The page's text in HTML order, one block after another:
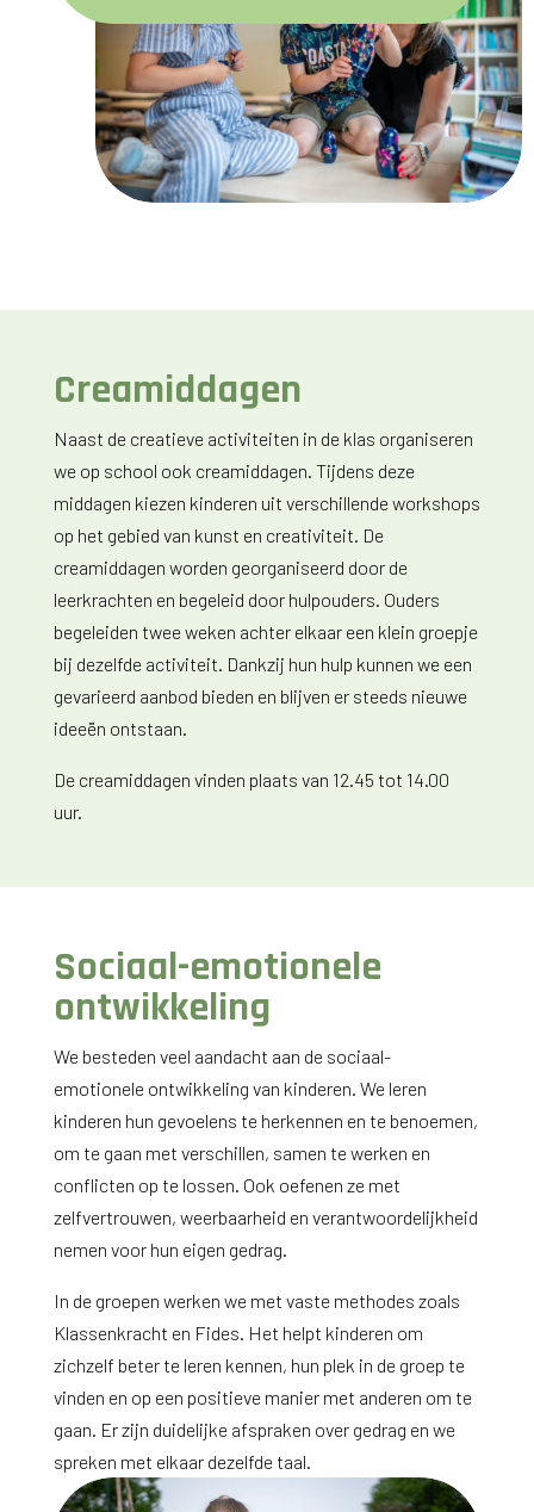
Creamiddagen
Naast de creatieve activiteiten in de klas organiseren
we op school ook creamiddagen. Tijdens deze
middagen kiezen kinderen uit verschillende workshops
op het gebied van kunst en creativiteit. De
creamiddagen worden georganiseerd door de
leerkrachten en begeleid door hulpouders. Ouders
begeleiden twee weken achter elkaar een klein groepje
bij dezelfde activiteit. Dankzij hun hulp kunnen we een
gevarieerd aanbod bieden en blijven er steeds nieuwe
ideeën ontstaan.
De creamiddagen vinden plaats van 12.45 tot 14.00
uur.
Sociaal-emotionele
ontwikkeling
We besteden veel aandacht aan de sociaal-
emotionele ontwikkeling van kinderen. We leren
kinderen hun gevoelens te herkennen en te benoemen,
om te gaan met verschillen, samen te werken en
conflicten op te lossen. Ook oefenen ze met
zelfvertrouwen, weerbaarheid en verantwoordelijkheid
nemen voor hun eigen gedrag.
In de groepen werken we met vaste methodes zoals
Klassenkracht en Fides. Het helpt kinderen om
zichzelf beter te leren kennen, hun plek in de groep te
vinden en op een positieve manier met anderen om te
gaan. Er zijn duidelijke afspraken over gedrag en we
spreken met elkaar dezelfde taal.